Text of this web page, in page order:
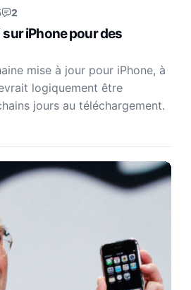
2
sur iPhone pour des
mise à jour pour iPhone, à
logiquement être
jours au téléchargement.